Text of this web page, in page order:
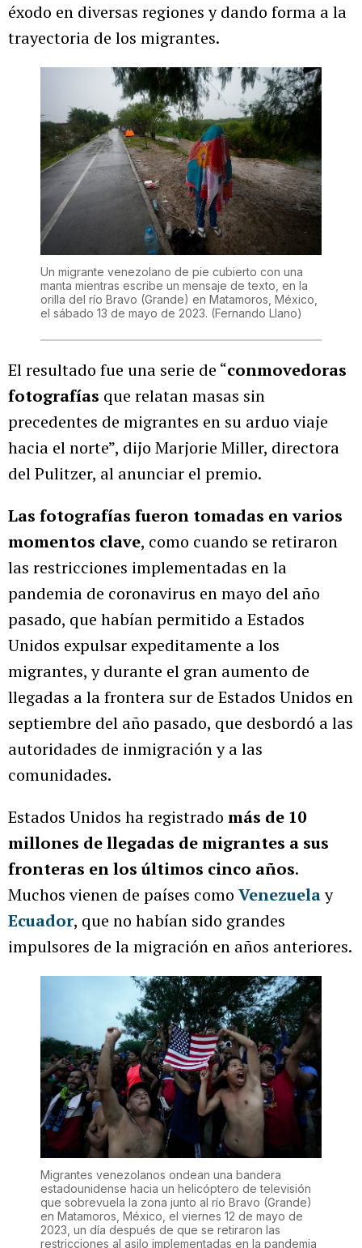
éxodo en diversas regiones y dando forma a la
trayectoria de los migrantes.
Un migrante venezolano de pie cubierto con una
manta mientras escribe un mensaje de texto, en la
orilla del río Bravo (Grande) en Matamoros, México,
el sábado 13 de mayo de 2023. (Fernando Llano)
El resultado fue una serie de “conmovedoras
fotografías que relatan masas sin
precedentes de migrantes en su arduo viaje
hacia el norte”, dijo Marjorie Miller, directora
del Pulitzer, al anunciar el premio.
Las fotografías fueron tomadas en varios
momentos clave, como cuando se retiraron
las restricciones implementadas en la
pandemia de coronavirus en mayo del año
pasado, que habían permitido a Estados
Unidos expulsar expeditamente a los
migrantes, y durante el gran aumento de
llegadas a la frontera sur de Estados Unidos en
septiembre del año pasado, que desbordó a las
autoridades de inmigración y a las
comunidades.
Estados Unidos ha registrado más de 10
millones de llegadas de migrantes a sus
fronteras en los últimos cinco años.
Muchos vienen de países como Venezuelay
Ecuador, que no habían sido grandes
impulsores de la migración en años anteriores.
Migrantes venezolanos ondean una bandera
estadounidense hacia un helicóptero de televisión
que sobrevuela la zona junto al río Bravo (Grande)
en Matamoros, México, el viernes 12 de mayo de
2023, un día después de que se retiraron las
restricciones al asilo implementadas en la pandemia